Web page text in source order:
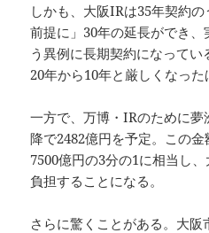
しかも、大阪IRは35年契約
前提に」30年の延長ができ
う異例に長期契約になって
20年から10年と厳しくなった
一方で、万博・IRのために夢
降で2482億円を予定。この
7500億円の3分の1に相当し
負担することになる。
さらに驚くことがある。大阪